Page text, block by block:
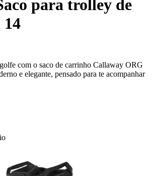
para trolley de
14
com o saco de carrinho Callaway ORG
e elegante, pensado para te acompanhar